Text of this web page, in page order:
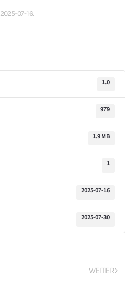
2025-07-16.
1.0
979
1.9 MB
1
2025-07-16
2025-07-30
WEITER